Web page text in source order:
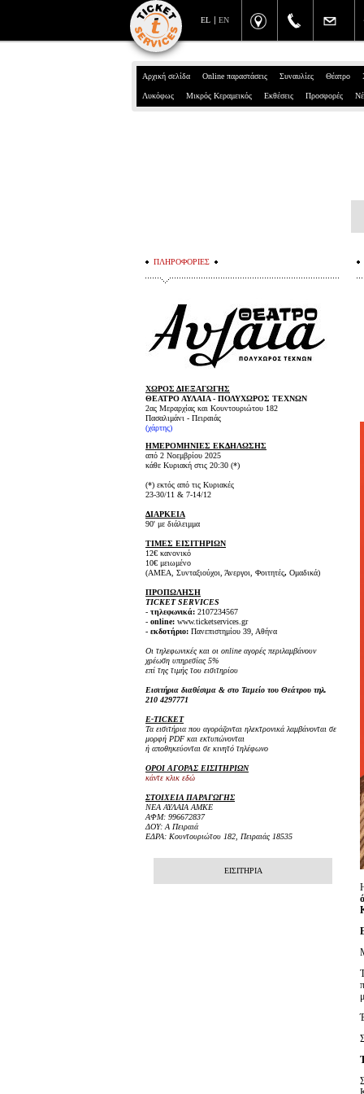
EN
EL
Αρχική σελίδα Online παραστάσεις Συναυλίες Θέατρο
Λυκόφως Μικρός Κεραμεικός Εκθέσεις Προσφορές
ΠΛΗΡΟΦΟΡΙΕΣ
ΧΩΡΟΣ ΔΙΕΞΑΓΩΓΗΣ
ΘΕΑΤΡΟ ΑΥΛΑΙΑ - ΠΟΛΥΧΩΡΟΣ ΤΕΧΝΩΝ
2ας Μεραρχίας και Κουντουριώτου 182
Πασαλιμάνι - Πειραιάς
(χάρτης)
ΗΜΕΡΟΜΗΝΙΕΣ ΕΚΔΗΛΩΣΗΣ
από 2 Νοεμβρίου 2025
κάθε Κυριακή στις 20:30 (*)
(*) εκτός από τις Κυριακές
23-30/11 & 7-14/12
ΔΙΑΡΚΕΙΑ
90' με διάλειμμα
ΤΙΜΕΣ ΕΙΣΙΤΗΡΙΩΝ
12€ κανονικό
10€ μειωμένο
(ΑΜΕΑ, Συνταξιούχοι, Άνεργοι, Φοιτητές, Ομαδικά)
ΠΡΟΠΩΛΗΣΗ
TICKET SERVICES
- τηλεφωνικά: 2107234567
- online: www.ticketservices.gr
- εκδοτήριο: Πανεπιστημίου 39, Αθήνα
Οι τηλεφωνικές και οι online αγορές περιλαμβάνουν
χρέωση υπηρεσίας 5%
επί της τιμής του εισιτηρίου
Εισιτήρια διαθέσιμα & στο Ταμείο του Θεάτρου τηλ.
210 4297771
E-TICKET
Τα εισιτήρια που αγοράζονται ηλεκτρονικά λαμβάνονται σε
μορφή PDF και εκτυπώνονται
ή αποθηκεύονται σε κινητό τηλέφωνο
ΟΡΟΙ ΑΓΟΡΑΣ ΕΙΣΙΤΗΡΙΩΝ
κάντε κλικ εδώ
ΣΤΟΙΧΕΙΑ ΠΑΡΑΓΩΓΗΣ
ΝΕΑ ΑΥΛΑΙΑ ΑΜΚΕ
ΑΦΜ: 996672837
ΔΟΥ: Α Πειραιά
ΕΔΡΑ: Κουντουριώτου 182, Πειραιάς 18535
ΕΙΣΙΤΗΡΙΑ